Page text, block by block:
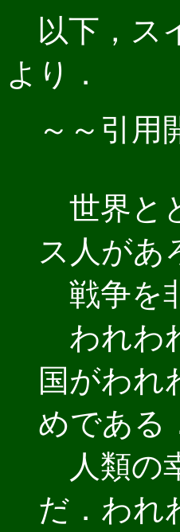
以下，ス
より．
～～引用
世界と
ス人があ
戦争を
われわ
国がわれ
めである
人類の
だ．われ